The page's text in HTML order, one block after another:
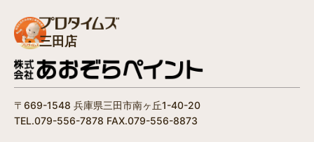
三田店
〒669-1548 兵庫県三田市南ヶ丘1-40-20
TEL.079-556-7878 FAX.079-556-8873